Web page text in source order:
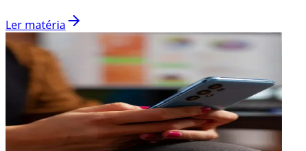
Ler matéria